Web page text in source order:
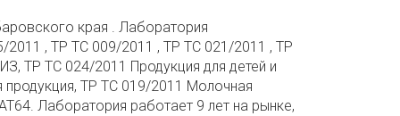
края . Лаборатория
2011 , ТР ТС 009/2011 , ТР ТС 021/2011 , ТР
ТР ТС 024/2011 Продукция для детей и
ТР ТС 019/2011 Молочная
Лаборатория работает 9 лет на рынке,